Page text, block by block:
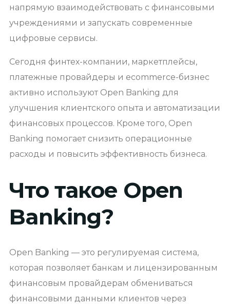
напрямую взаимодействовать с финансовыми
учреждениями и запускать современные
цифровые сервисы.
Сегодня финтех-компании, маркетплейсы,
платежные провайдеры и ecommerce-бизнес
активно используют Open Banking для
улучшения клиентского опыта и автоматизации
финансовых процессов. Кроме того, Open
Banking помогает снизить операционные
расходы и повысить эффективность бизнеса.
Что такое Open
Banking?
Open Banking — это регулируемая система,
которая позволяет банкам и лицензированным
финансовым провайдерам обмениваться
финансовыми данными клиентов через